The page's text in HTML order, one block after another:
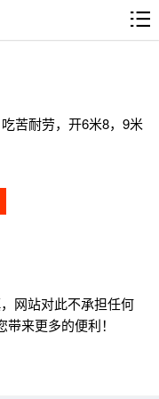
苦耐劳，开6米8，9米
网站对此不承担任何
来更多的便利！